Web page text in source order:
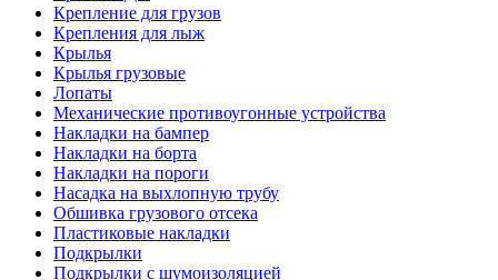
Крепление для грузов
Крепления для лыж
Крылья
Крылья грузовые
Лопаты
Механические противоугонные устройства
Накладки на бампер
Накладки на борта
Накладки на пороги
Насадка на выхлопную трубу
Обшивка грузового отсека
Пластиковые накладки
Подкрылки
Подкрылки с шумоизоляцией